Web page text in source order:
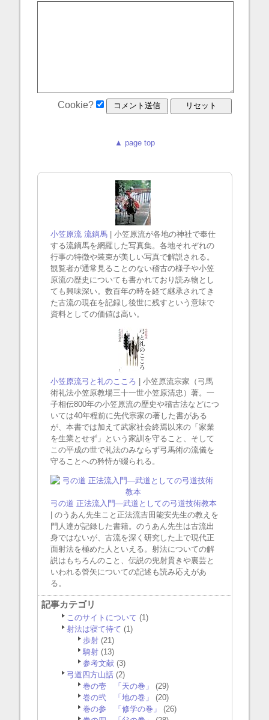
Cookie?
▲ page top
小笠原流 流鏑馬| 小笠原流が各地の神社で奉仕
する流鏑馬を網羅した写真集。各地それぞれの
行事の特徴や装束が美しい写真で解説される。
観覧者が通常見ることのない稽古の様子や小笠
原流の歴史についても書かれており読み物とし
ても興味深い。数百年の時を経て継承されてき
た古流の現在を記録し後世に残すという意味で
資料としての価値は高い。
小笠原流弓と礼のこころ | 小笠原流宗家（弓馬
術礼法小笠原教場三十一世小笠原清忠）著。一
子相伝800年の小笠原流の歴史や稽古法などにつ
いては40年程前に先代宗家の著した書がある
が、本書では加えて武家社会終焉以来の「家業
を生業とせず」という家訓を守ること、そして
この平成の世で礼法のみならず弓馬術の流儀を
守ることへの矜恃が綴られる。
弓の道 正法流入門―武道としての弓道技術教本
| のうあん先生こと正法流吉田能安先生の教えを
門人達が記録した書籍。のうあん先生は古流出
身ではないが、古流を深く研究した上で現代正
面射法を極めた人といえる。射法についての解
説はもちろんのこと、伝説の兜射貫きや裏芸と
いわれる管矢についての記述も読み応えがあ
る。
記事カテゴリ
このサイトについて (1)
射法は寝て待て (1)
歩射(21)
騎射(13)
参考文献(3)
弓道四方山話(2)
巻の壱 「天の巻」
(29)
巻の弐 「地の巻」
(20)
巻の参 「修学の巻」
(26)